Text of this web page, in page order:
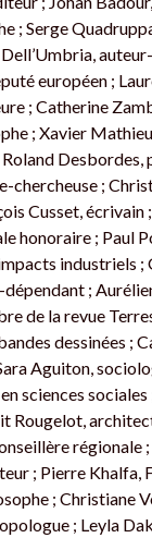
; Serge
européen ;
; Catherine
; Xavier
Desbordes,
chercheuse ;
Cusset, écrivain
honoraire ; Paul
industriels ;
;
de la revue
dessinées ;
Aguiton,
sciences sociales
Rougelot,
régionale
; Pierre Khalfa,
; Christiane
; Leyla